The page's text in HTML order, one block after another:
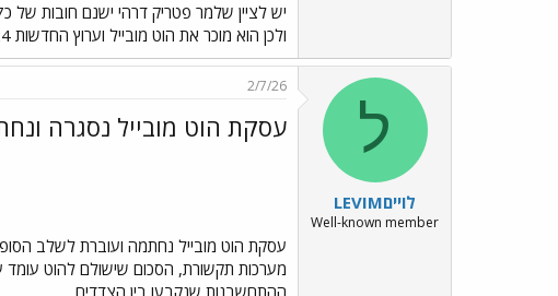
יש לציין שלמר פטריק דרהי ישנם חובות של כ17 מילארד דולר לבנקים באירופה
ולכן הוא מוכר את הוט מובייל וערוץ החדשות I24 ואת ערוץ הכלכלה 10
ל
לוייםLEVIM
Well-known member
2/7/26
עסקת הוט מובייל נסגרה
עסקת הוט מובייל נחתמה ועוברת לשלב
ההתחשבנות שנקבעו בין הצדדים.